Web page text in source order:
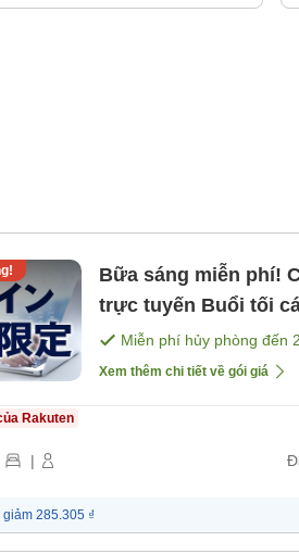
Bữa sáng miễn phí!
trực tuyến Buổi tối các ngày trong tuần có số lượng giới
hạn
Miễn phí hủy phòng đến
Xem thêm chi tiết về gói giá
Rakuten
|
giảm 285.305 ₫